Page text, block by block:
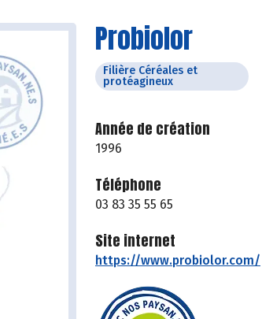
Probiolor
Filière Céréales et
protéagineux
Année de création
1996
Téléphone
03 83 35 55 65
Site internet
https://www.probiolor.com/